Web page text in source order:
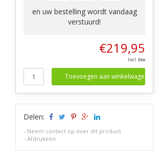
en uw bestelling wordt vandaag
verstuurd!
€219,95
Incl. btw
Toevoegen aan winkelwagen
Delen:
- Neem contact op over dit product
-Afdrukken